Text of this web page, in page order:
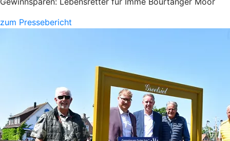
zum Pressebericht